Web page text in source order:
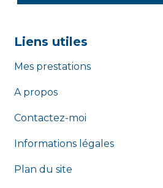
Liens utiles
Mes prestations
A propos
Contactez-moi
Informations légales
Plan du site